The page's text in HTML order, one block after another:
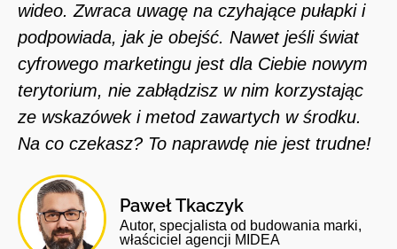
wideo. Zwraca uwagę na czyhające pułapki i
podpowiada, jak je obejść. Nawet jeśli świat
cyfrowego marketingu jest dla Ciebie nowym
terytorium, nie zabłądzisz w nim korzystając
ze wskazówek i metod zawartych w środku.
Na co czekasz? To naprawdę nie jest trudne!
Paweł Tkaczyk
Autor, specjalista od budowania marki,
właściciel agencji MIDEA